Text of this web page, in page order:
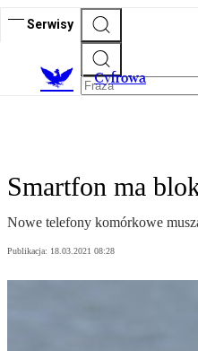
Serwisy
Cyfrowa
Smartfon ma
Nowe telefony komórkowe
Publikacja: 18.03.2021 08:28